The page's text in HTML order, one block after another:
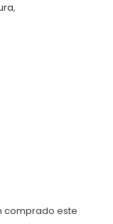
,
comprado este